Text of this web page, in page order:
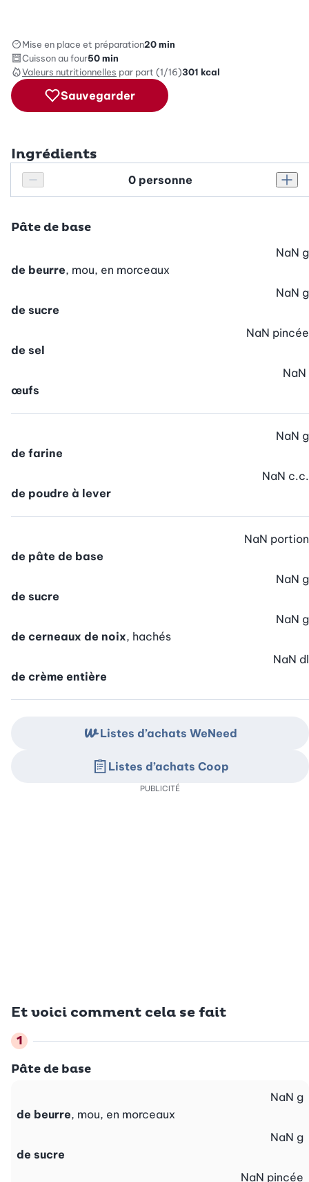
Mise en place et préparation20 min
Cuisson au four50 min
Valeurs nutritionnelles par part (1/16)301 kcal
Sauvegarder
Ingrédients
Réduire le nombre de personnes
Personnes
Pâte de base
de beurre, mou, en morceaux
NaN g
de sucre
NaN g
de sel
NaN pincée
œufs
NaN
de farine
NaN g
de poudre à lever
NaN c.c.
de pâte de base
NaN portion
de sucre
NaN g
de cerneaux de noix, hachés
NaN g
de crème entière
NaN dl
Et voici comment cela se fait
Pâte de base
de beurre, mou, en morceaux
NaN g
de sucre
NaN g
NaN pincée
Listes d’achats WeNeed
Listes d’achats Coop
PUBLICITÉ